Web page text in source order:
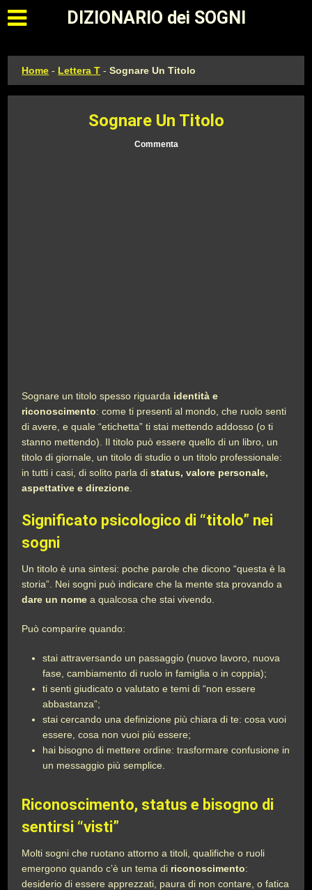
Apri il menu principale
DIZIONARIO dei SOGNI
Home - Lettera T -Sognare Un Titolo
Sognare Un Titolo
Commenta
Sognare un titolo spesso riguarda identità e
riconoscimento: come ti presenti al mondo, che ruolo senti
di avere, e quale “etichetta” ti stai mettendo addosso (o ti
stanno mettendo). Il titolo può essere quello di un libro, un
titolo di giornale, un titolo di studio o un titolo professionale:
in tutti i casi, di solito parla distatus, valore personale,
aspettative e direzione
Significato psicologico di “titolo” nei
sogni
Un titolo è una sintesi: poche parole che dicono “questa è la
storia”. Nei sogni può indicare che la mente sta provando a
dare un nome a qualcosa che stai vivendo.
Può comparire quando:
stai attraversando un passaggio (nuovo lavoro, nuova
fase, cambiamento di ruolo in famiglia o in coppia);
ti senti giudicato o valutato e temi di “non essere
abbastanza”;
stai cercando una definizione più chiara di te: cosa vuoi
essere, cosa non vuoi più essere;
hai bisogno di mettere ordine: trasformare confusione in
un messaggio più semplice.
Riconoscimento, status e bisogno di
sentirsi “visti”
Molti sogni che ruotano attorno a titoli, qualifiche o ruoli
emergono quando c’è un tema di riconoscimento:
desiderio di essere apprezzati, paura di non contare, o fatica